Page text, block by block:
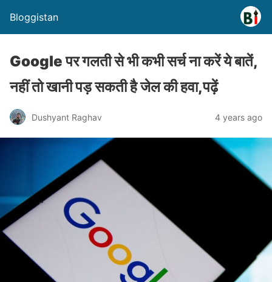
Bloggistan
Google पर गलती से भी कभी सर्च ना करें ये बातें,
नहीं तो खानी पड़ सकती है जेल की हवा,पढ़ें
Dushyant Raghav 4 years ago